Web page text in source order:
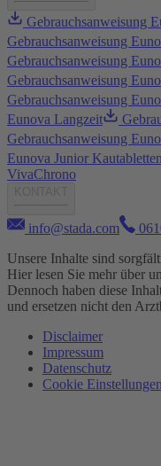
Gebrauchsanweisung
Gebrauchsanweisung
Gebrauchsanweisung
Gebrauchsanweisung
Gebrauchsanweisung
Eunova Langzeit
Gebrauchsanweisung
Eunova Junior Kautabletten
VivaChrono
info@stada.com
Unsere Inhalte sind
Hier lesen Sie mehr über
Dennoch haben diese
und ersetzen nicht den
Disclaimer
Impressum
Datenschutz
Cookie Einstellungen